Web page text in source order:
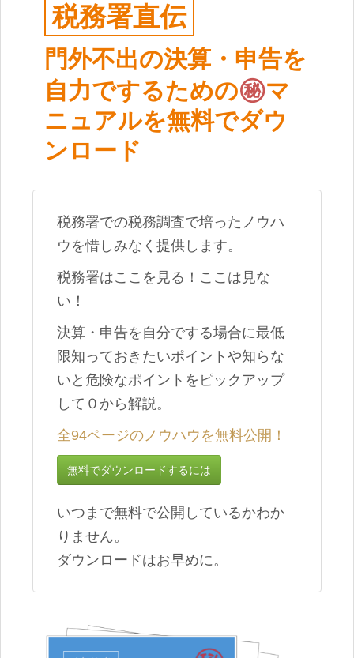
税務署直伝
門外不出の決算・申告を
自力でするための㊙︎マ
ニュアルを無料でダウ
ンロード
税務署での税務調査で培ったノウハ
ウを惜しみなく提供します。
税務署はここを見る！ここは見な
い！
決算・申告を自分でする場合に最低
限知っておきたいポイントや知らな
いと危険なポイントをピックアップ
して０から解説。
全94ページのノウハウを無料公開！
無料でダウンロードするには
いつまで無料で公開しているかわか
りません。
ダウンロードはお早めに。